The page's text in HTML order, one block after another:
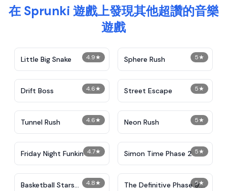
在 Sprunki 遊戲上發現其他超讚的音樂
遊戲
4.9★
Little Big Snake 5★
Sphere Rush
4.6★
Drift Boss 5★
Street Escape
4.6★
Tunnel Rush 5★
Neon Rush
4.7★
Friday Night Funkin 5★
Simon Time Phase 2
4.8★
Basketball Stars
5★
The Definitive Phase 9: